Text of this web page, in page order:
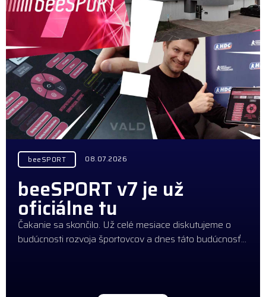
beeSPORT 08.07.2026
beeSPORT v7 je už
oficiálne tu
Čakanie sa skončilo. Už celé mesiace diskutujeme o
budúcnosti rozvoja športovcov a dnes táto budúcnosť…